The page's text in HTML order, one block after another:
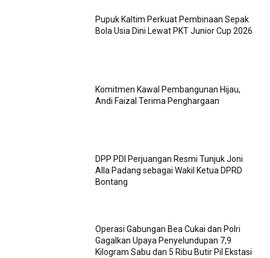
Pupuk Kaltim Perkuat Pembinaan Sepak
Bola Usia Dini Lewat PKT Junior Cup 2026
Komitmen Kawal Pembangunan Hijau,
Andi Faizal Terima Penghargaan
DPP PDI Perjuangan Resmi Tunjuk Joni
Alla Padang sebagai Wakil Ketua DPRD
Bontang
Operasi Gabungan Bea Cukai dan Polri
Gagalkan Upaya Penyelundupan 7,9
Kilogram Sabu dan 5 Ribu Butir Pil Ekstasi